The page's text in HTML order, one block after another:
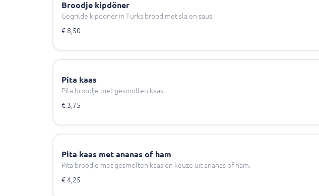
Broodje kipdöner
Gegrilde kipdöner in Turks brood met sla en saus.
€ 8,50
Pita kaas
Pita broodje met gesmolten kaas.
€ 3,75
Pita kaas met ananas of ham
Pita broodje met gesmolten kaas en keuze uit ananas of ham.
€ 4,25